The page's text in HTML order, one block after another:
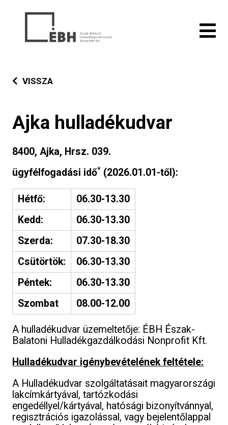
VISSZA
Ajka hulladékudvar
8400, Ajka, Hrsz. 039.
ügyfélfogadási idő* (2026.01.01-től):
Hétfő:
06.30-13.30
Kedd:
06.30-13.30
Szerda:
07.30-18.30
Csütörtök:
06.30-13.30
Péntek:
06.30-13.30
Szombat
08.00-12.00
A hulladékudvar üzemeltetője: ÉBH Észak-
Balatoni Hulladékgazdálkodási Nonprofit Kft.
Hulladékudvar igénybevételének feltétele:
A Hulladékudvar szolgáltatásait magyarországi
lakcímkártyával, tartózkodási
engedéllyel/kártyával, hatósági bizonyítvánnyal,
regisztrációs igazolással, vagy bejelentőlappal